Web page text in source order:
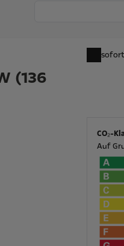
(136
CO₂-
Auf